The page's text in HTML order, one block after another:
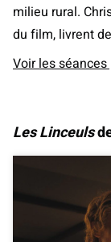
milieu rural.
du film, livrent
Voir les séances
Les Linceuls